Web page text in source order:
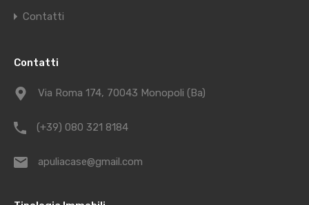
Contatti
Contatti
Via Roma 174, 70043 Monopoli (Ba)
(+39) 080 321 8184
apuliacase@gmail.com